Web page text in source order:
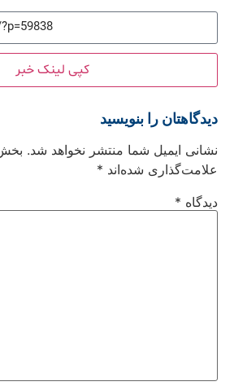
کپی لینک خبر
دیدگاهتان را بنویسید
نشانی ایمیل شما منتشر نخواهد شد.
علامت‌گذاری شده‌اند *
دیدگاه *